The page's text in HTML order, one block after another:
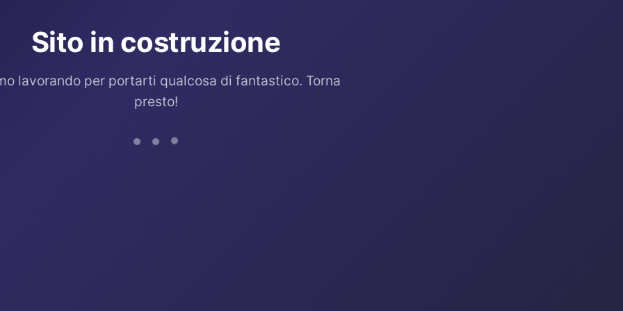
Sito in costruzione
lavorando per portarti qualcosa di fantastico. Torna
presto!